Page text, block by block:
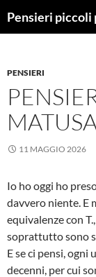
Pensieri piccoli
PENSIERI
11 MAGGIO 2026
Io ho oggi ho
davvero niente. E
equivalenze con
soprattutto sono
E se ci pensi,
decenni, per cui